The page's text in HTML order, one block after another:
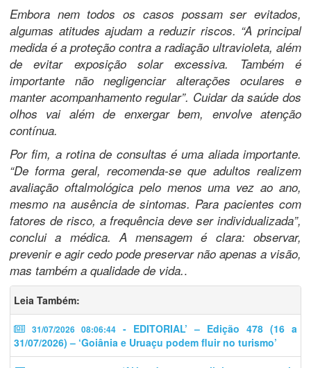
Embora nem todos os casos possam ser evitados,
algumas atitudes ajudam a reduzir riscos. “A principal
medida é a proteção contra a radiação ultravioleta, além
de evitar exposição solar excessiva. Também é
importante não negligenciar alterações oculares e
manter acompanhamento regular”. Cuidar da saúde dos
olhos vai além de enxergar bem, envolve atenção
contínua.
Por fim, a rotina de consultas é uma aliada importante.
“De forma geral, recomenda-se que adultos realizem
avaliação oftalmológica pelo menos uma vez ao ano,
mesmo na ausência de sintomas. Para pacientes com
fatores de risco, a frequência deve ser individualizada”,
conclui a médica. A mensagem é clara: observar,
prevenir e agir cedo pode preservar não apenas a visão,
mas também a qualidade de vida..
Leia Também:
31/07/2026 08:06:44 - EDITORIAL’ – Edição 478 (16 a
31/07/2026) – ‘Goiânia e Uruaçu podem fluir no turismo’